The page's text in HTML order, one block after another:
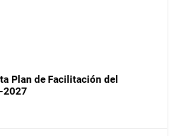
Plan de Facilitación del
2027